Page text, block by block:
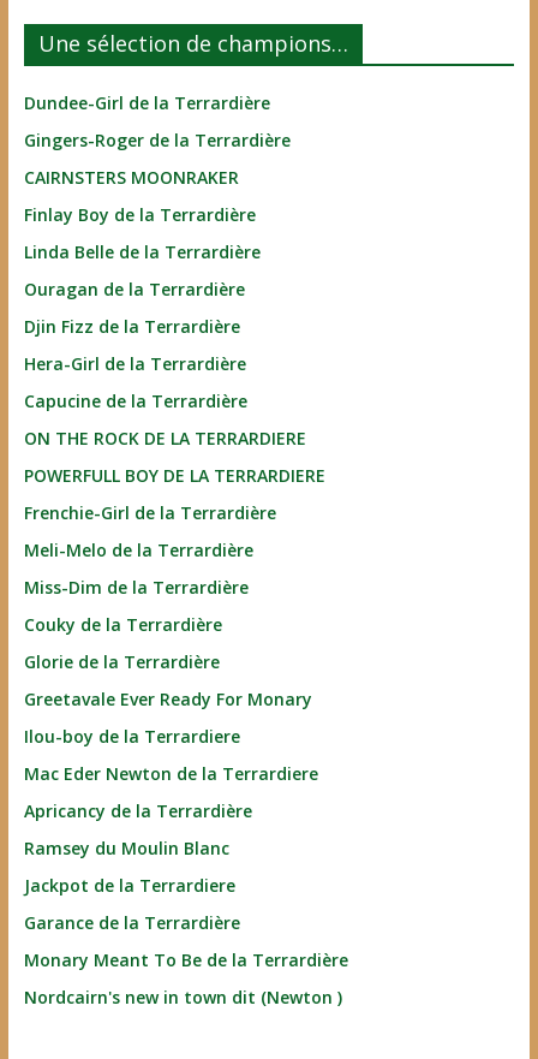
Une sélection de champions…
Dundee-Girl de la Terrardière
Gingers-Roger de la Terrardière
CAIRNSTERS MOONRAKER
Finlay Boy de la Terrardière
Linda Belle de la Terrardière
Ouragan de la Terrardière
Djin Fizz de la Terrardière
Hera-Girl de la Terrardière
Capucine de la Terrardière
ON THE ROCK DE LA TERRARDIERE
POWERFULL BOY DE LA TERRARDIERE
Frenchie-Girl de la Terrardière
Meli-Melo de la Terrardière
Miss-Dim de la Terrardière
Couky de la Terrardière
Glorie de la Terrardière
Greetavale Ever Ready For Monary
Ilou-boy de la Terrardiere
Mac Eder Newton de la Terrardiere
Apricancy de la Terrardière
Ramsey du Moulin Blanc
Jackpot de la Terrardiere
Garance de la Terrardière
Monary Meant To Be de la Terrardière
Nordcairn's new in town dit (Newton )